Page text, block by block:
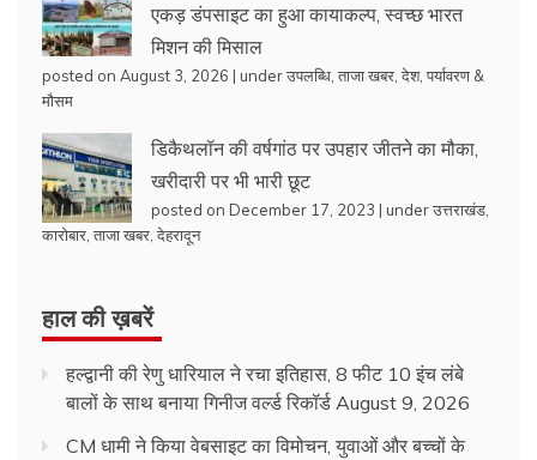
एकड़ डंपसाइट का हुआ कायाकल्प, स्वच्छ भारत
मिशन की मिसाल
posted on August 3, 2026 | underउपलब्धि ताजा खबर देश, पर्यावरण &
मौसम
डिकैथलॉन की वर्षगांठ पर उपहार जीतने का मौका,
खरीदारी पर भी भारी छूट
posted on December 17, 2023 | underउत्तराखंड
कारोबार ताजा खबर देहरादून
हाल की ख़बरें
हल्द्वानी की रेणु धारियाल ने रचा इतिहास, 8 फीट 10 इंच लंबे
बालों के साथ बनाया गिनीज वर्ल्ड रिकॉर्ड August 9, 2026
CM धामी ने किया वेबसाइट का विमोचन, युवाओं और बच्चों के